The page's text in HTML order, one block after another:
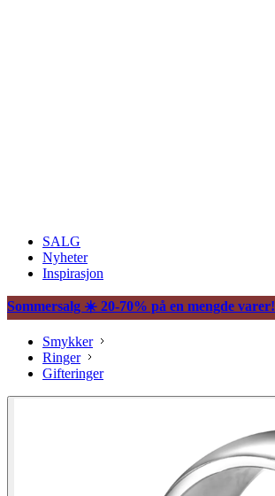
SALG
Nyheter
Inspirasjon
Sommersalg ☀️ 20-70% på en mengde varer!
Smykker
Ringer
Gifteringer